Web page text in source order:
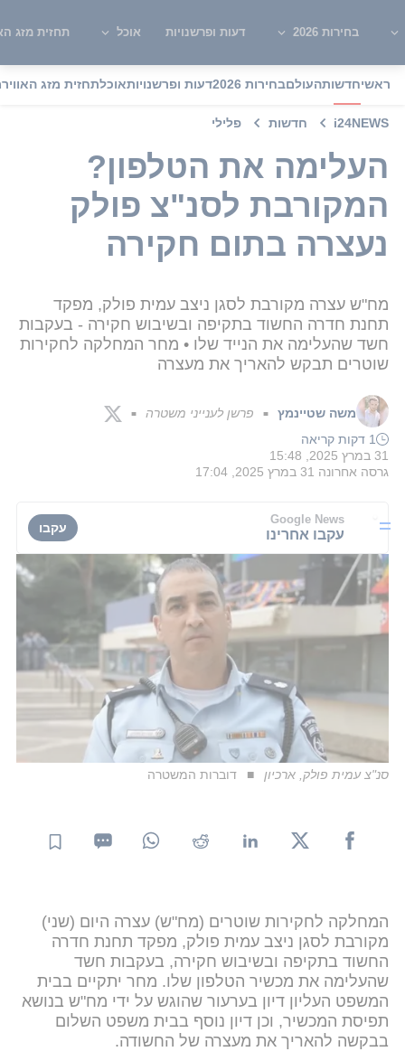
בחירות 2026 דעות ופרשנויות אוכל תחזית מזג
ראשיחדשותהעולםבחירות 2026 דעות ופרשנויותאוכלתחזית מזג האוויר
i24NEWS חדשות פלילי
העלימה את הטלפון?
המקורבת לסנ"צ פולק
נעצרה בתום חקירה
מח"ש עצרה מקורבת לסגן ניצב עמית פולק, מפקד
תחנת חדרה החשוד בתקיפה ובשיבוש חקירה - בעקבות
חשד שהעלימה את הנייד שלו • מחר המחלקה לחקירות
שוטרים תבקש להאריך את מעצרה
משה שטיינמץ ■ פרשן לענייני משטרה ■
1 דקות קריאה
31 במרץ 2025, 15:48
גרסה אחרונה 31 במרץ 2025, 17:04
Google News
עקבו אחרינו עקבו
סנ"צ עמית פולק, ארכיון דוברות המשטרה
המחלקה לחקירות שוטרים (מח"ש) עצרה היום (שני)
מקורבת לסגן ניצב עמית פולק, מפקד תחנת חדרה
החשוד בתקיפה ובשיבוש חקירה, בעקבות חשד
שהעלימה את מכשיר הטלפון שלו. מחר יתקיים בבית
המשפט העליון דיון בערעור שהוגש על ידי מח"ש בנושא
תפיסת המכשיר, וכן דיון נוסף בבית משפט השלום
בבקשה להאריך את מעצרה של החשודה.